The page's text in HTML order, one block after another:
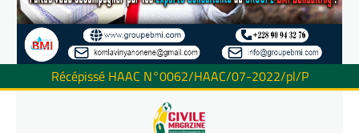
Récépissé HAAC N°0062/HAAC/07-2022/pl/P